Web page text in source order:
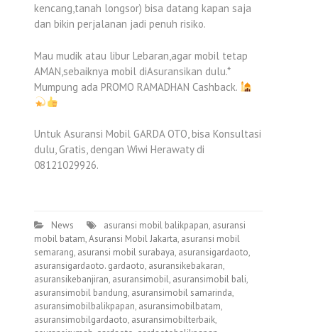
kencang,tanah longsor) bisa datang kapan saja
dan bikin perjalanan jadi penuh risiko.
Mau mudik atau libur Lebaran,agar mobil tetap
AMAN,sebaiknya mobil diAsuransikan dulu.*
Mumpung ada PROMO RAMADHAN Cashback.
Untuk Asuransi Mobil GARDA OTO, bisa Konsultasi
dulu, Gratis, dengan Wiwi Herawaty di
08121029926.
News asuransi mobil balikpapan, asuransi
mobil batam,Asuransi Mobil Jakarta, asuransi mobil
semarang, asuransi mobil surabaya, asuransigardaoto,
asuransigardaoto. gardaoto, asuransikebakaran,
asuransikebanjiran, asuransimobil, asuransimobil bali,
asuransimobil bandung, asuransimobil samarinda,
asuransimobilbalikpapan, asuransimobilbatam,
asuransimobilgardaoto, asuransimobilterbaik,